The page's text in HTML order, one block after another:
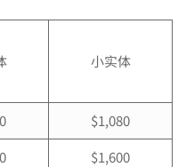
小实体
$1,080
$1,600